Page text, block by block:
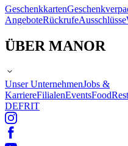
Geschenkkarten
AngeboteRückrufeAusschlüsse
ÜBER MANOR
Unser UnternehmenJobs &
KarriereFilialenEventsFood
DEFRIT